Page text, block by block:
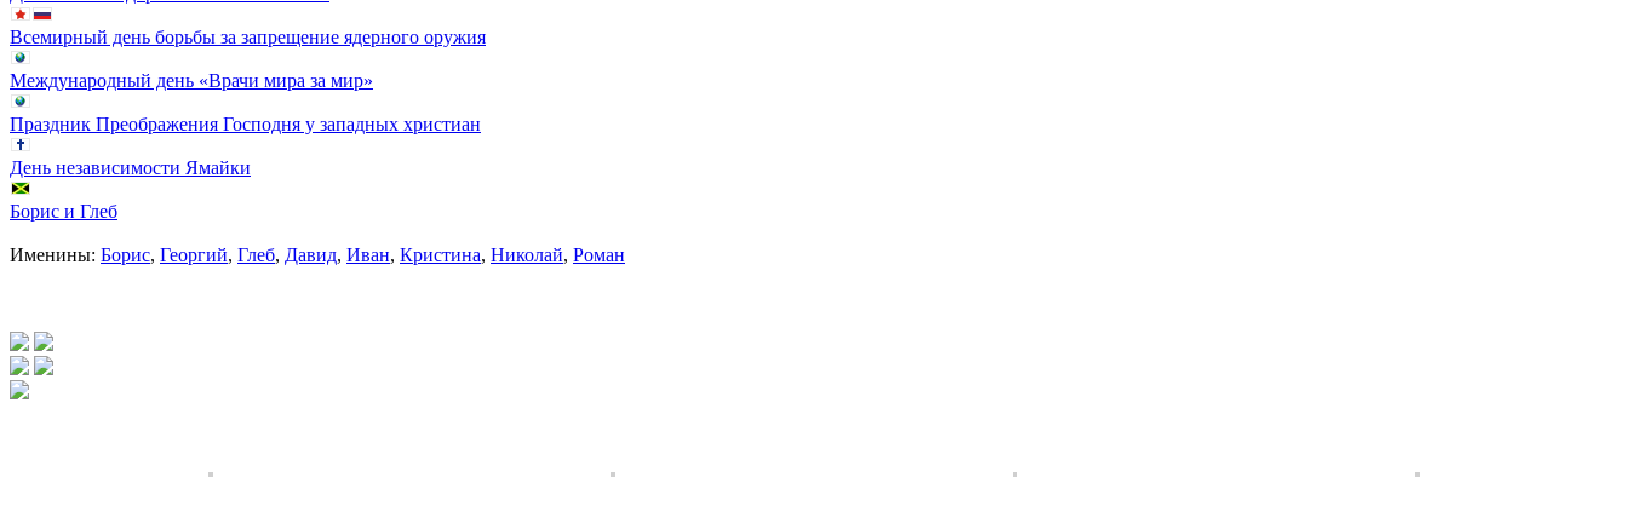
Всемирный день борьбы за запрещение ядерного оружия
Международный день «Врачи мира за мир»
Праздник Преображения Господня у западных христиан
День независимости Ямайки
Борис и Глеб
Именины: Борис, Георгий, Глеб, Давид, Иван, Кристина, Николай, Роман